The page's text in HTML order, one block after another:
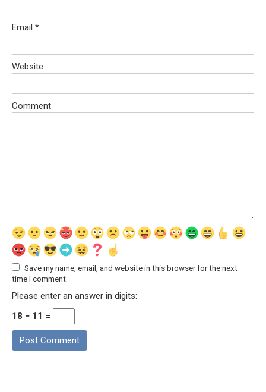
Email *
Website
Comment
Save my name, email, and website in this browser for the next
time I comment.
Please enter an answer in digits:
18 − 11 =